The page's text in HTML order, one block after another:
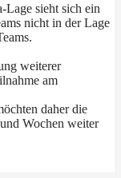
Lage sieht sich ein
nicht in der Lage
weiterer
am
daher die
Wochen weiter